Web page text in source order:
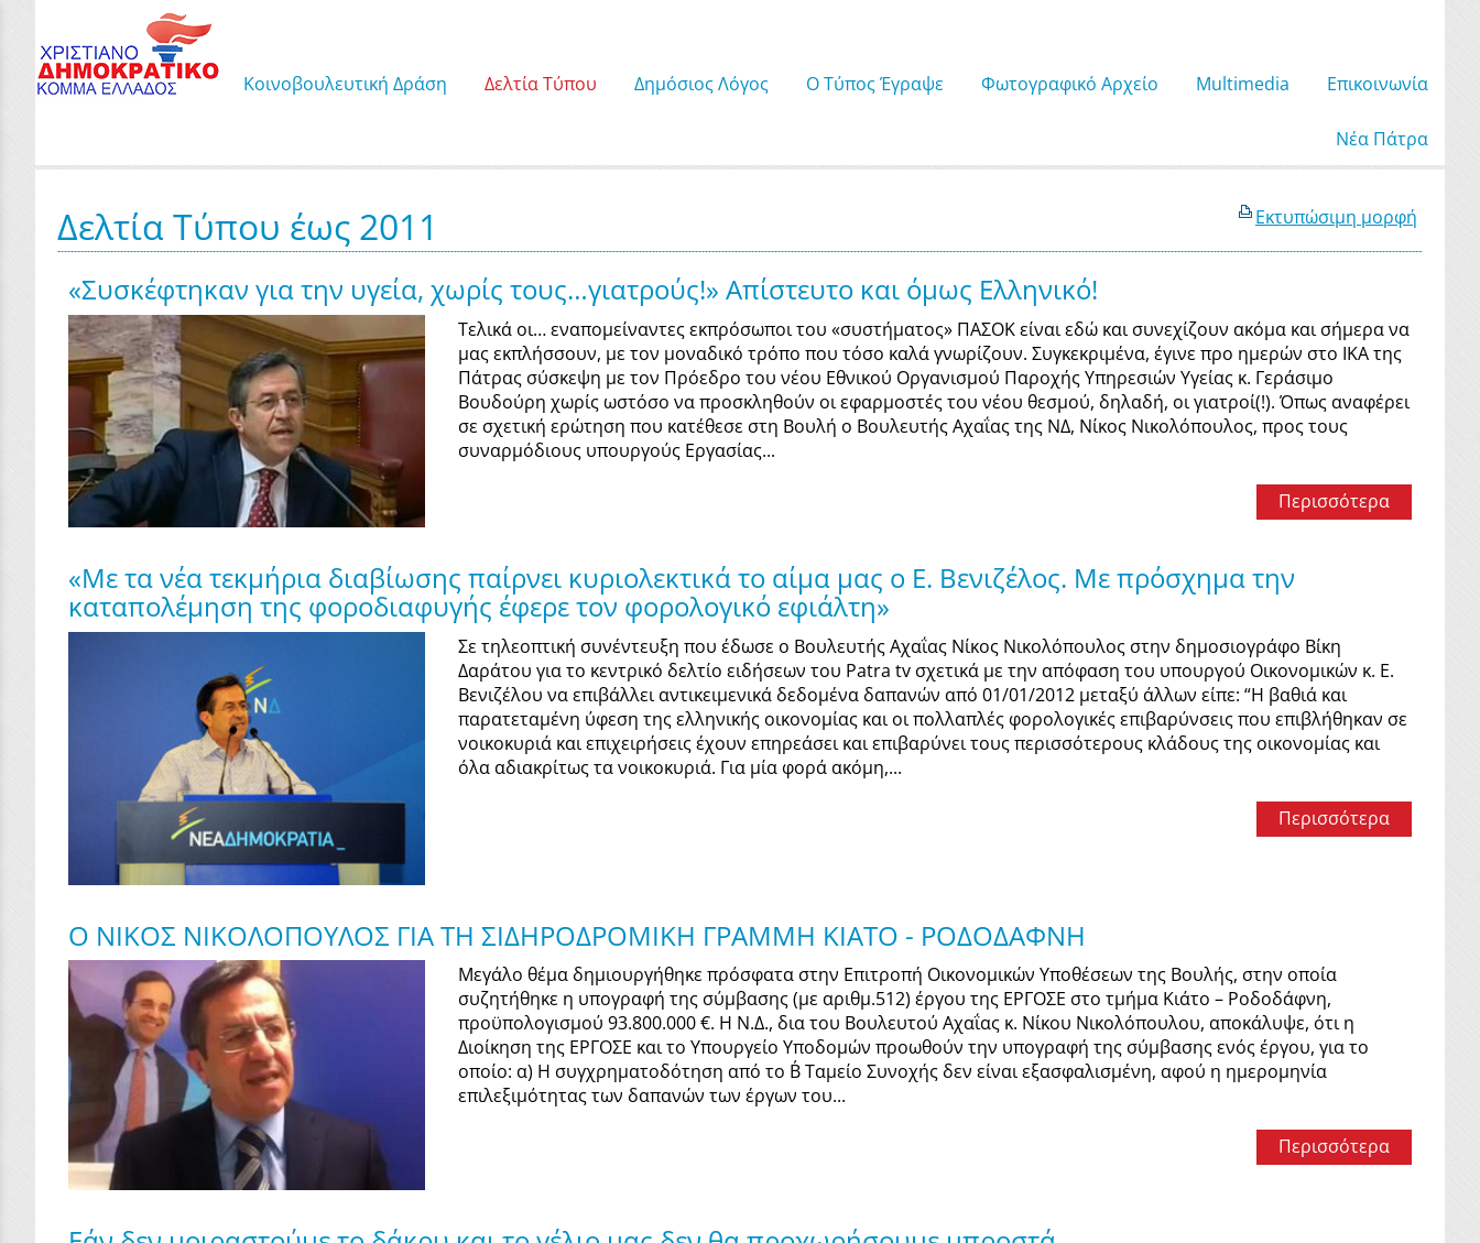
Κοινοβουλευτική Δράση Δελτία Τύπου Δημόσιος Λόγος Ο Τύπος Έγραψε Φωτογραφικό Αρχείο Μultimedia Επικοινωνία
Νέα Πάτρα
Εκτυπώσιμη μορφή
Δελτία Τύπου έως 2011
«Συσκέφτηκαν για την υγεία, χωρίς τους…γιατρούς!» Απίστευτο και όμως Eλληνικό!
Τελικά οι… εναπομείναντες εκπρόσωποι του «συστήματος» ΠΑΣΟΚ είναι εδώ και συνεχίζουν ακόμα και σήμερα να
μας εκπλήσσουν, με τον μοναδικό τρόπο που τόσο καλά γνωρίζουν. Συγκεκριμένα, έγινε προ ημερών στο ΙΚΑ της
Πάτρας σύσκεψη με τον Πρόεδρο του νέου Εθνικού Οργανισμού Παροχής Υπηρεσιών Υγείας κ. Γεράσιμο
Βουδούρη χωρίς ωστόσο να προσκληθούν οι εφαρμοστές του νέου θεσμού, δηλαδή, οι γιατροί(!). Όπως αναφέρει
σε σχετική ερώτηση που κατέθεσε στη Βουλή ο Βουλευτής Αχαΐας της ΝΔ, Νίκος Νικολόπουλος, προς τους
συναρμόδιους υπουργούς Εργασίας...
Περισσότερα
«Με τα νέα τεκμήρια διαβίωσης παίρνει κυριολεκτικά το αίμα μας ο Ε. Βενιζέλος. Με πρόσχημα την
καταπολέμηση της φοροδιαφυγής έφερε τον φορολογικό εφιάλτη»
Σε τηλεοπτική συνέντευξη που έδωσε ο Βουλευτής Αχαΐας Νίκος Νικολόπουλος στην δημοσιογράφο Βίκη
Δαράτου για το κεντρικό δελτίο ειδήσεων του Patra tv σχετικά με την απόφαση του υπουργού Οικονομικών κ. Ε.
Βενιζέλου να επιβάλλει αντικειμενικά δεδομένα δαπανών από 01/01/2012 μεταξύ άλλων είπε: “Η βαθιά και
παρατεταμένη ύφεση της ελληνικής οικονομίας και οι πολλαπλές φορολογικές επιβαρύνσεις που επιβλήθηκαν σε
νοικοκυριά και επιχειρήσεις έχουν επηρεάσει και επιβαρύνει τους περισσότερους κλάδους της οικονομίας και
όλα αδιακρίτως τα νοικοκυριά. Για μία φορά ακόμη,...
Περισσότερα
Ο ΝΙΚΟΣ ΝΙΚΟΛΟΠΟΥΛΟΣ ΓΙΑ ΤΗ ΣΙΔΗΡΟΔΡΟΜΙΚΗ ΓΡΑΜΜΗ ΚΙΑΤΟ - ΡΟΔΟΔΑΦΝΗ
Μεγάλο θέμα δημιουργήθηκε πρόσφατα στην Επιτροπή Οικονομικών Υποθέσεων της Βουλής, στην οποία
συζητήθηκε η υπογραφή της σύμβασης (με αριθμ.512) έργου της ΕΡΓΟΣΕ στο τμήμα Κιάτο – Ροδοδάφνη,
προϋπολογισμού 93.800.000 €. Η Ν.Δ., δια του Βουλευτού Αχαΐας κ. Νίκου Νικολόπουλου, αποκάλυψε, ότι η
Διοίκηση της ΕΡΓΟΣΕ και το Υπουργείο Υποδομών προωθούν την υπογραφή της σύμβασης ενός έργου, για το
οποίο: α) Η συγχρηματοδότηση από το Β΄ Ταμείο Συνοχής δεν είναι εξασφαλισμένη, αφού η ημερομηνία
επιλεξιμότητας των δαπανών των έργων του...
Περισσότερα